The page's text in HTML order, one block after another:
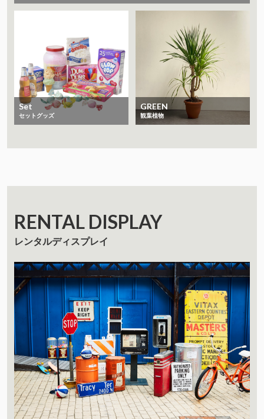
Set
セットグッズ
GREEN
観葉植物
RENTAL DISPLAY
レンタルディスプレイ